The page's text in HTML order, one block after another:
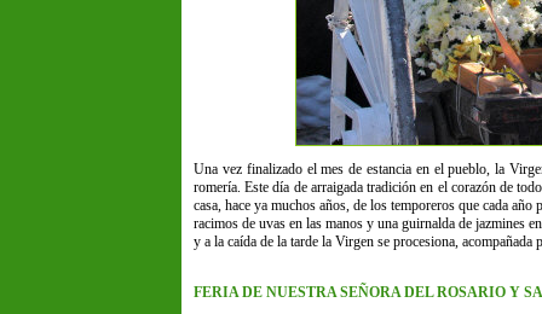
Una vez finalizado el mes de estancia en el pueblo, la
romería. Este día de arraigada tradición en el corazón de
casa, hace ya muchos años, de los temporeros que cada
racimos de uvas en las manos y una guirnalda de jazmines
y a la caída de la tarde la Virgen se procesiona, acompañada
FERIA DE NUESTRA SEÑORA DEL ROSARIO Y